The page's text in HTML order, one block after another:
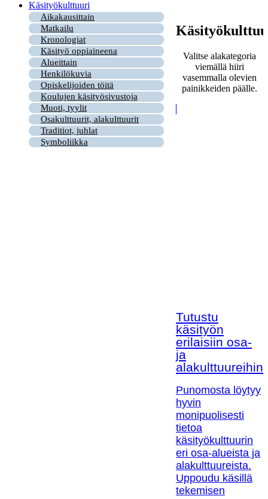
Käsityökulttuuri
Aikakausittain
Matkailu
Kronologiat
Käsityö oppiaineena
Alueittain
Henkilökuvia
Opiskelijoiden töitä
Koulujen käsityösivustoja
Muoti, tyylit
Osakulttuurit, alakulttuurit
Traditiot, juhlat
Symboliikka
Valitse alakategoria
viemällä hiiri
vasemmalla olevien
painikkeiden päälle.
Tutustu
käsityön
erilaisiin osa-
ja
alakulttuureihin!
Punomosta löytyy
hyvin
monipuolisesti
tietoa
käsityökulttuurin
eri osa-alueista ja
alakulttuureista.
Uppoudu käsillä
tekemisen